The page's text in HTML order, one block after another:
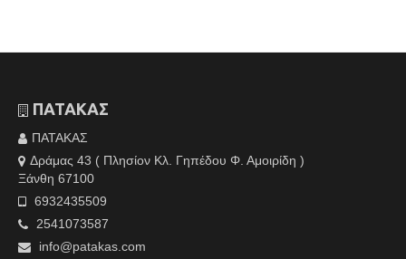
ΠΑΤΑΚΑΣ
ΠΑΤΑΚΑΣ
Δράμας 43 ( Πλησίον Κλ. Γηπέδου Φ. Αμοιρίδη )
Ξάνθη 67100
6932435509
2541073587
info@patakas.com